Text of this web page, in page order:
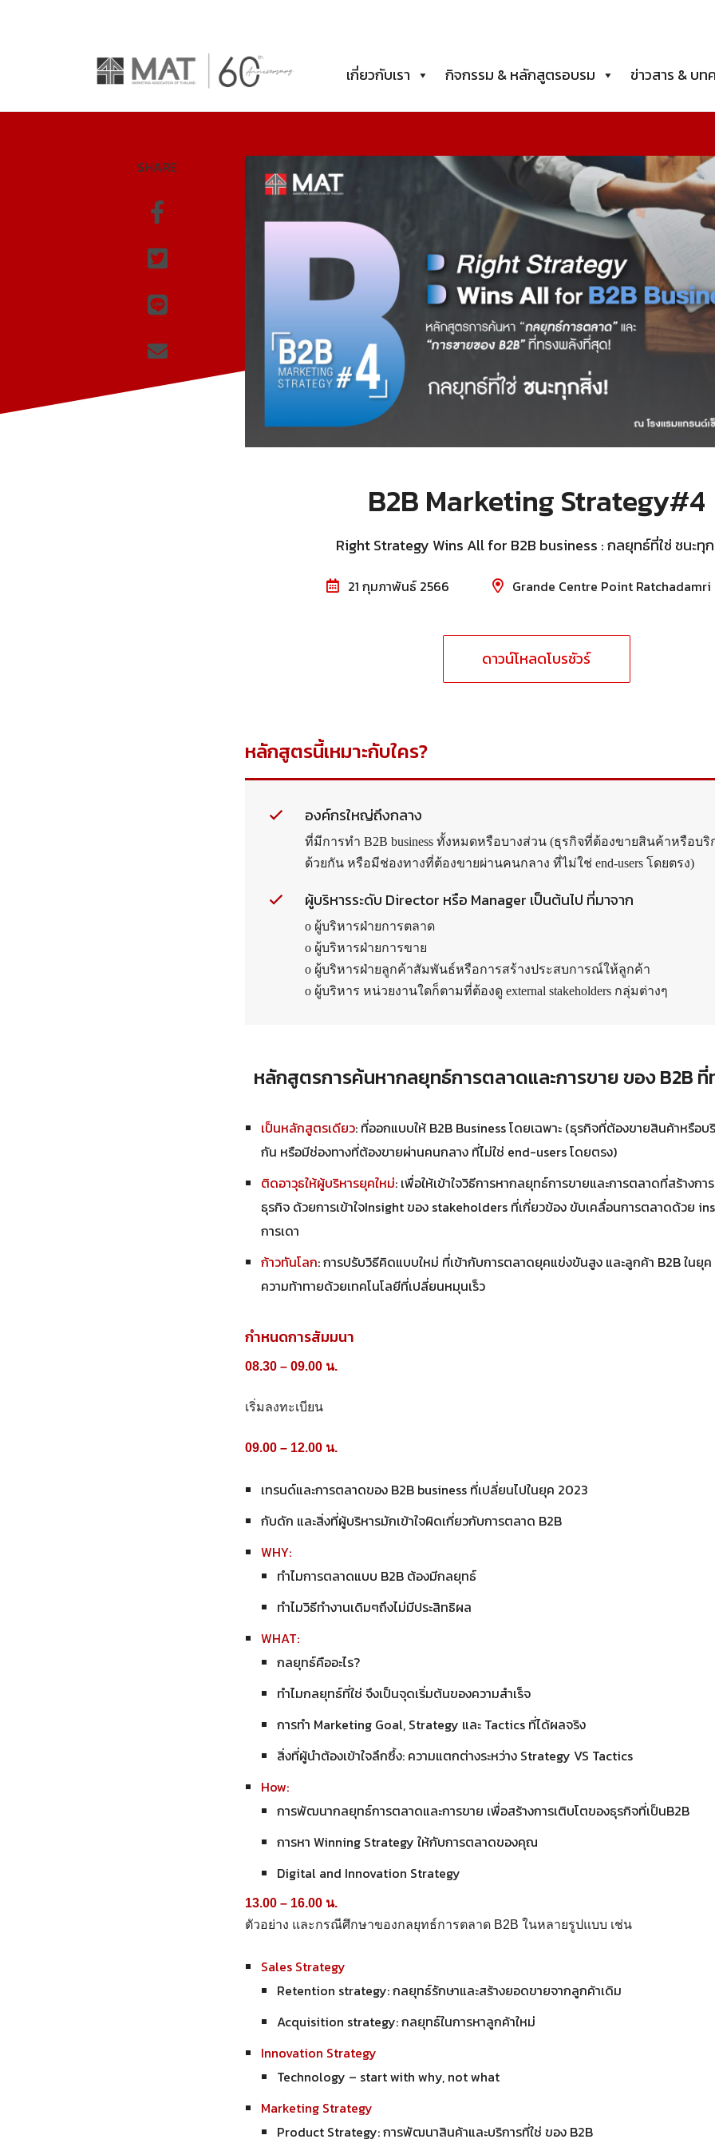
เกี่ยวกับเรา
กิจกรรม & หลักสูตรอบรม ข่าวสาร & บท
SHARE
B2B Marketing Strategy#4
Right Strategy Wins All for B2B business : กลยุทธ์ที่ใช่ ชนะทุ
21 กุมภาพันธ์ 2566 Grande Centre Point
ดาวน์โหลดโบรชัวร์
หลักสูตรนี้เหมาะกับใคร?
องค์กรใหญ่ถึงกลาง
ที่มีการทำ B2B business ทั้งหมดหรือบางส่วน (ธุรกิจที่ต้องขายสินค้าหรือบริ
ด้วยกัน หรือมีช่องทางที่ต้องขายผ่านคนกลาง ที่ไม่ใช่ end-users โดยตรง)
ผู้บริหารระดับ Director หรือ Manager เป็นต้นไป ที่มาจาก
o ผู้บริหารฝ่ายการตลาด
o ผู้บริหารฝ่ายการขาย
o ผู้บริหารฝ่ายลูกค้าสัมพันธ์หรือการสร้างประสบการณ์ให้ลูกค้า
o ผู้บริหาร หน่วยงานใดก็ตามที่ต้องดู external stakeholders กลุ่มต่างๆ
หลักสูตรการค้นหากลยุทธ์การตลาดและการขาย ของ B2B
เป็นหลักสูตรเดียว: ที่ออกแบบให้ B2B Business โดยเฉพาะ (ธุรกิจที่ต้องขายสินค้าหรือ
กัน หรือมีช่องทางที่ต้องขายผ่านคนกลาง ที่ไม่ใช่ end-users โดยตรง)
ติดอาวุธให้ผู้บริหารยุคใหม่: เพื่อให้เข้าใจวิธีการหากลยุทธ์การขายและการตลาดที่สร้างก
ธุรกิจ ด้วยการเข้าใจInsight ของ stakeholders ที่เกี่ยวข้อง ขับเคลื่อนการตลาดด้วย
การเดา
ก้าวทันโลก: การปรับวิธีคิดแบบใหม่ ที่เข้ากับการตลาดยุคแข่งขันสูง และลูกค้า B2B ในยุ
ความท้าทายด้วยเทคโนโลยีที่เปลี่ยนหมุนเร็ว
กำหนดการสัมมนา
08.30 – 09.00 น.
เริ่มลงทะเบียน
09.00 – 12.00 น.
เทรนด์และการตลาดของ B2B business ที่เปลี่ยนไปในยุค 2023
กับดัก และสิ่งที่ผู้บริหารมักเข้าใจผิดเกี่ยวกับการตลาด B2B
WHY:
ทำไมการตลาดแบบ B2B ต้องมีกลยุทธ์
ทำไมวิธีทำงานเดิมๆถึงไม่มีประสิทธิผล
WHAT:
กลยุทธ์คืออะไร?
ทำไมกลยุทธ์ที่ใช่ จึงเป็นจุดเริ่มต้นของความสำเร็จ
การทำ Marketing Goal, Strategy และ Tactics ที่ได้ผลจริง
สิ่งที่ผู้นำต้องเข้าใจลึกซึ้ง: ความแตกต่างระหว่าง Strategy VS Tactics
How:
การพัฒนากลยุทธ์การตลาดและการขาย เพื่อสร้างการเติบโตของธุรกิจที่เป็นB2B
การหา Winning Strategy ให้กับการตลาดของคุณ
Digital and Innovation Strategy
13.00 – 16.00 น.
ตัวอย่าง และกรณีศึกษาของกลยุทธ์การตลาด B2B ในหลายรูปแบบ เช่น
Sales Strategy
Retention strategy: กลยุทธ์รักษาและสร้างยอดขายจากลูกค้าเดิม
Acquisition strategy: กลยุทธ์ในการหาลูกค้าใหม่
Innovation Strategy
Technology – start with why, not what
Marketing Strategy
Product Strategy: การพัฒนาสินค้าและบริการที่ใช่ ของ B2B